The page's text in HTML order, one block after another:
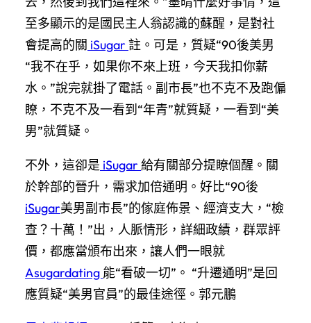
至多顯示的是國民主人翁認識的蘇醒，是對社
會提高的關 iSugar 註。可是，質疑“90後美男
“我不在乎，如果你不來上班，今天我扣你薪
水。”說完就掛了電話。副市長”也不克不及跑偏
瞭，不克不及一看到“年青”就質疑，一看到“美
男”就質疑。
不外，這卻是 iSugar 給有關部分提瞭個醒。關
於幹部的晉升，需求加倍通明。好比“90後
iSugar美男副市長”的傢庭佈景、經濟支大，“檢
查？十萬！”出，人脈情形，詳細政績，群眾評
價，都應當頒布出來，讓人們一眼就
Asugardating 能“看破一切”。 “升遷通明”是回
應質疑“美男官員”的最佳途徑。郭元鵬